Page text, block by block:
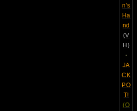
n's
Ha
nd
(V
H)
・
JA
CK
PO
T!
(O